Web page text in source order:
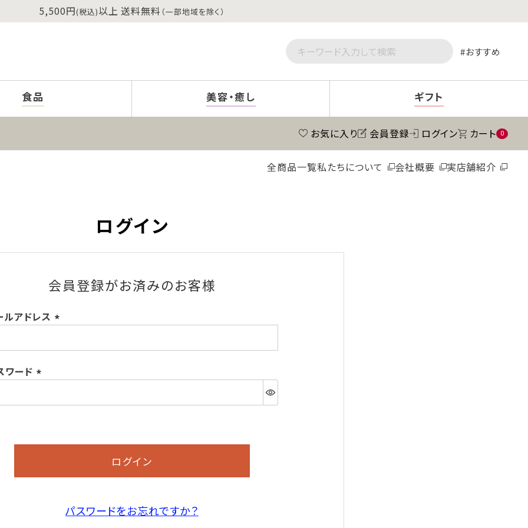
5,500円(税込)以上 送料無料 （一部地域を除く）
おすすめ
食品 美容・癒し ギフト
お気に入り 会員登録 ログイン カート 0
全商品一覧私たちについて 会社概要 実店舗紹介
ログイン
会員登録がお済みのお客様
ルアドレス
須)
ワード
須)
ログイン
パスワードをお忘れですか？